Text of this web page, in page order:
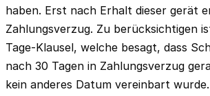
haben. Erst nach Erhalt dieser gerät
Zahlungsverzug. Zu berücksichtigen
Tage-Klausel, welche besagt, dass
nach 30 Tagen in Zahlungsverzug
kein anderes Datum vereinbart wurde.